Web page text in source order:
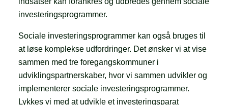
investeringsprogrammer.
Sociale investeringsprogrammer kan også bruges til
at løse komplekse udfordringer. Det ønsker vi at vise
sammen med tre foregangskommuner i
udviklingspartnerskaber, hvor vi sammen udvikler og
implementerer sociale investeringsprogrammer.
Lykkes vi med at udvikle et investeringsparat